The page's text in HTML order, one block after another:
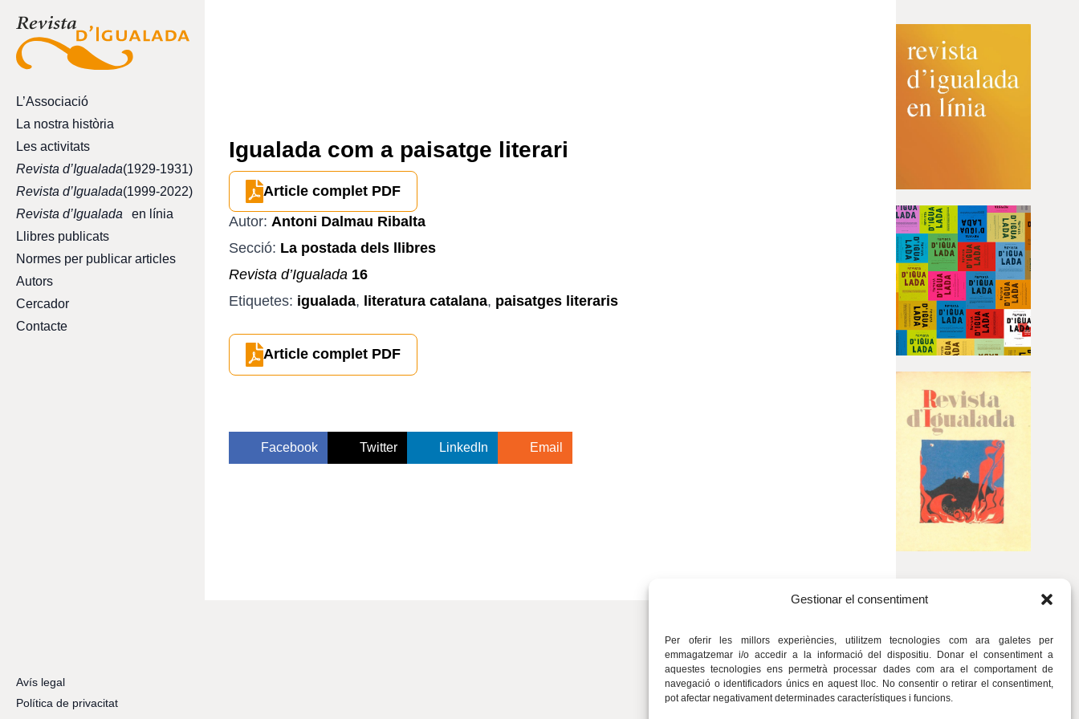
Gestionar el consentiment
Per oferir les millors experiències, utilitzem tecnologies com ara galetes per
emmagatzemar i/o accedir a la informació del dispositiu. Donar el consentiment a
aquestes tecnologies ens permetrà processar dades com ara el comportament de
navegació o identificadors únics en aquest lloc. No consentir o retirar el consentiment,
pot afectar negativament determinades característiques i funcions.
L’Associació
La nostra història
Les activitats
Revista d’Igualada(1929-1931)
Revista d’Igualada(1999-2022)
Revista d’Igualada
en línia
Llibres publicats
Normes per publicar articles
Autors
Cercador
Contacte
Igualada com a paisatge literari
Article complet PDF
Autor: Antoni Dalmau Ribalta
Secció: La postada dels llibres
Revista d’Igualada 16
Etiquetes: igualada, literatura catalana, paisatges literaris
Article complet PDF
Facebook Twitter LinkedIn Email
Avís legal
Política de privacitat